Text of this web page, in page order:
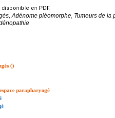
en PDF.
Adénome pléomorphe, Tumeurs de la
()
parapharyngé